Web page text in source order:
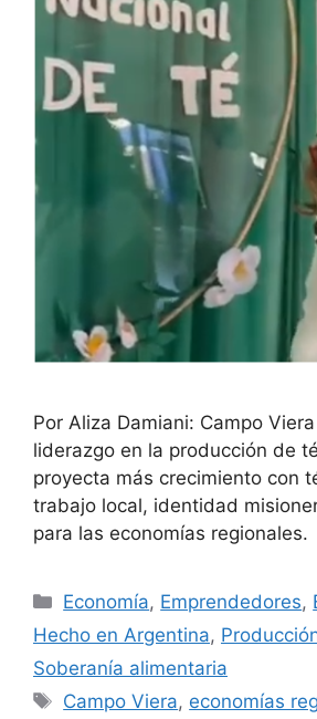
Por Aliza Damiani: Campo
liderazgo en la producción de
proyecta más crecimiento con
trabajo local, identidad
para las economías regionales.
Economía, Emprendedores,
Hecho en Argentina,
Soberanía alimentaria
Campo Viera, economías